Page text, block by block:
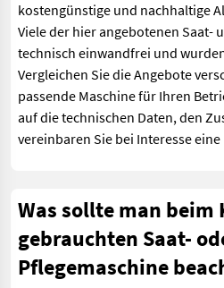
kostengünstige und nachhaltige
Viele der hier angebotenen Saat-
technisch einwandfrei und
Vergleichen Sie die Angebote
passende Maschine für Ihren
auf die technischen Daten, den
vereinbaren Sie bei Interesse
Was sollte man beim
gebrauchten Saat-
Pflegemaschine